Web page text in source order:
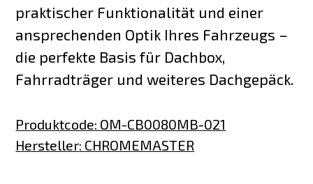
praktischer Funktionalität und einer
ansprechenden Optik Ihres Fahrzeugs –
die perfekte Basis für Dachbox,
Fahrradträger und weiteres Dachgepäck.
Produktcode: OM-CB0080MB-021
Hersteller: CHROMEMASTER